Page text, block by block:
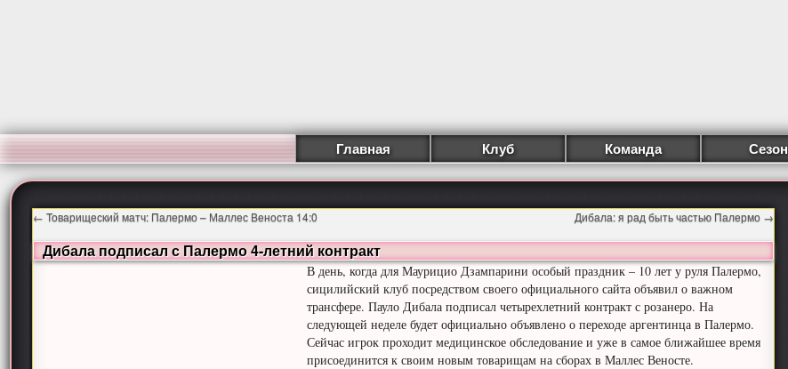
Главная Клуб Команда Сезон
← Товарищеский матч: Палермо – Маллес Веноста 14:0 Дибала: я рад быть частью Палермо →
Дибала подписал с Палермо 4-летний контракт
В день, когда для Маурицио Дзампарини особый праздник – 10 лет у руля Палермо,
сицилийский клуб посредством своего официального сайта объявил о важном
трансфере.Пауло Дибала подписал четырехлетний контракт с розанеро. На
следующей неделе будет официально объявлено о переходе аргентинца в Палермо.
Сейчас игрок проходит медицинское обследование и уже в самое ближайшее время
присоединится к своим новым товарищам на сборах в Маллес Веносте.